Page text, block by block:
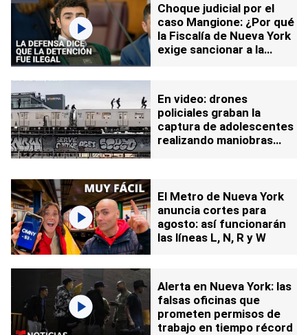
Choque judicial por el
caso Mangione: ¿Por qué
la Fiscalía de Nueva York
exige sancionar a la
En video: drones
policiales graban la
captura de adolescentes
realizando maniobras
El Metro de Nueva York
anuncia cortes para
agosto: así funcionarán
las líneas L, N, R y W
Alerta en Nueva York: las
falsas oficinas que
prometen permisos de
trabajo en tiempo récord